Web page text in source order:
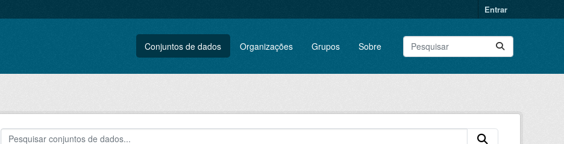
Entrar
Conjuntos de dados Organizações Grupos Sobre